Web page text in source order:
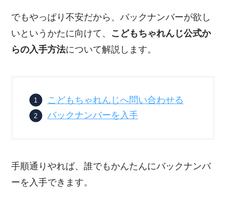
でもやっぱり不安だから、バックナンバーが欲し
いというかたに向けて、 こどもちゃれんじ公式か
らの入手方法について解説します。
こどもちゃれんじへ問い合わせる
バックナンバーを入手
手順通りやれば、誰でもかんたんにバックナンバ
ーを入手できます。